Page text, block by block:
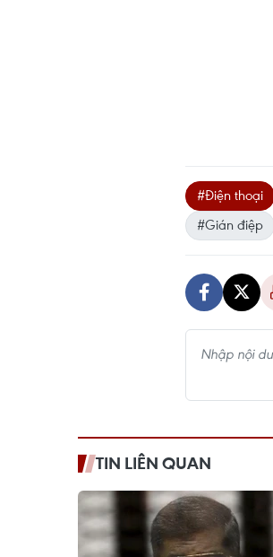
#Điện thoại
#Gián điệp
TIN LIÊN QUAN